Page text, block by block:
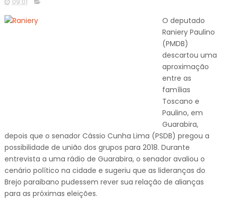
09:01
O deputado
Raniery Paulino
(PMDB)
descartou uma
aproximação
entre as
famílias
Toscano e
Paulino, em
Guarabira,
depois que o senador Cássio Cunha Lima (PSDB) pregou a
possibilidade de união dos grupos para 2018. Durante
entrevista a uma rádio de Guarabira, o senador avaliou o
cenário político na cidade e sugeriu que as lideranças do
Brejo paraibano pudessem rever sua relação de alianças
para as próximas eleições.